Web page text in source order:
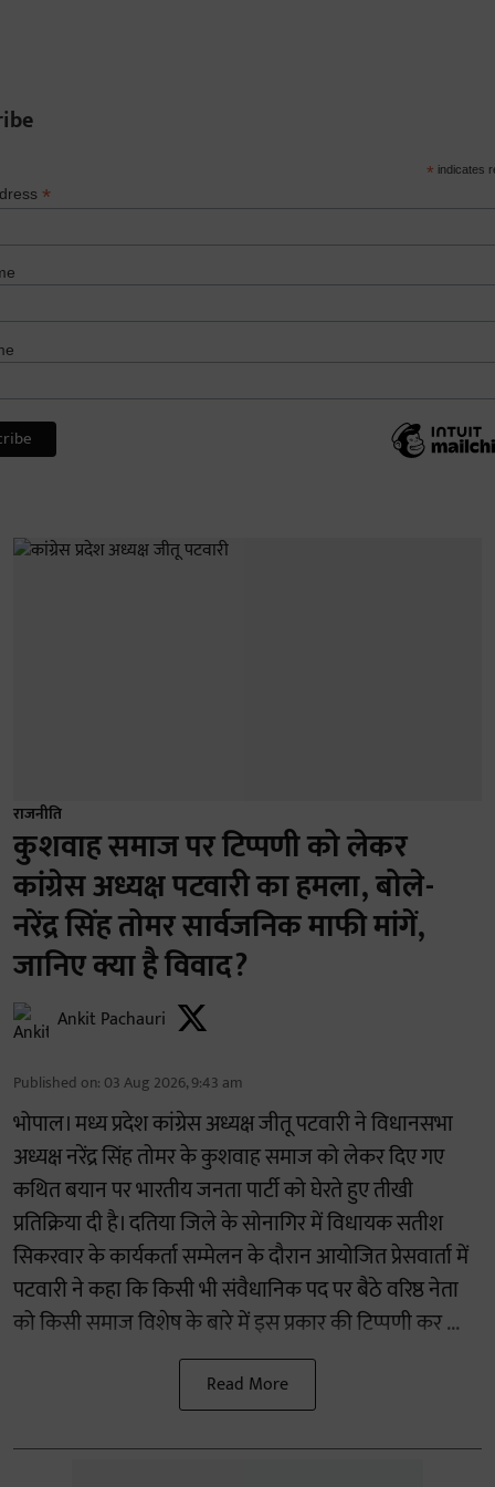
* indicates
*
राजनीति
कुशवाह समाज पर टिप्पणी को लेकर
कांग्रेस अध्यक्ष पटवारी का हमला, बोले-
नरेंद्र सिंह तोमर सार्वजनिक माफी मांगें,
जानिए क्या है विवाद?
Ankit Pachauri
Published on: 03 Aug 2026, 9:43 am
भोपाल। मध्य प्रदेश कांग्रेस अध्यक्ष जीतू पटवारी ने विधानसभा
अध्यक्ष नरेंद्र सिंह तोमर के कुशवाह समाज को लेकर दिए गए
कथित बयान पर भारतीय जनता पार्टी को घेरते हुए तीखी
प्रतिक्रिया दी है। दतिया जिले के सोनागिर में विधायक सतीश
सिकरवार के कार्यकर्ता सम्मेलन के दौरान आयोजित प्रेसवार्ता में
पटवारी ने कहा कि किसी भी संवैधानिक पद पर बैठे वरिष्ठ नेता
को किसी समाज विशेष के बारे में इस प्रकार की टिप्पणी कर ...
Read More